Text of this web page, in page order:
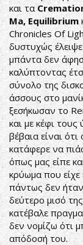
και τα
Ma, Equilibrium
Chronicles Of
δυστυχώς
μπάντα δεν
καλύπτοντας
σύνολο της
άσσους στο
ξεσήκωσαν το
και με κέφι
βέβαια είναι
κατάφερε να
όπως μας είπε
κρύωμα που
πάντως δεν
δεύτερο μισό
κατέβαλε
δεν νομίζω ότι
απόδοσή του.